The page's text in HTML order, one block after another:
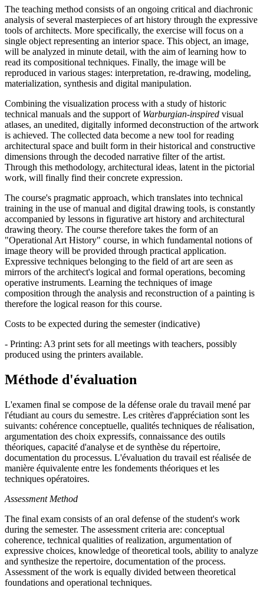
The teaching method consists of an ongoing critical and diachronic
analysis of several masterpieces of art history through the expressive
tools of architects. More specifically, the exercise will focus on a
single object representing an interior space. This object, an image,
will be analyzed in minute detail, with the aim of learning how to
read its compositional techniques. Finally, the image will be
reproduced in various stages: interpretation, re-drawing, modeling,
materialization, synthesis and digital manipulation.
Combining the visualization process with a study of historic
technical manuals and the support of Warburgian-inspired visual
atlases, an unedited, digitally informed deconstruction of the artwork
is achieved. The collected data become a new tool for reading
architectural space and built form in their historical and constructive
dimensions through the decoded narrative filter of the artist.
Through this methodology, architectural ideas, latent in the pictorial
work, will finally find their concrete expression.
The course's pragmatic approach, which translates into technical
training in the use of manual and digital drawing tools, is constantly
accompanied by lessons in figurative art history and architectural
drawing theory. The course therefore takes the form of an
"Operational Art History" course, in which fundamental notions of
image theory will be provided through practical application.
Expressive techniques belonging to the field of art are seen as
mirrors of the architect's logical and formal operations, becoming
operative instruments. Learning the techniques of image
composition through the analysis and reconstruction of a painting is
therefore the logical reason for this course.
Costs to be expected during the semester (indicative)
- Printing: A3 print sets for all meetings with teachers, possibly
produced using the printers available.
Méthode d'évaluation
L'examen final se compose de la défense orale du travail mené par
l'étudiant au cours du semestre. Les critères d'appréciation sont les
suivants: cohérence conceptuelle, qualités techniques de réalisation,
argumentation des choix expressifs, connaissance des outils
théoriques, capacité d'analyse et de synthèse du répertoire,
documentation du processus. L'évaluation du travail est réalisée de
manière équivalente entre les fondements théoriques et les
techniques opératoires.
Assessment Method
The final exam consists of an oral defense of the student's work
during the semester. The assessment criteria are: conceptual
coherence, technical qualities of realization, argumentation of
expressive choices, knowledge of theoretical tools, ability to analyze
and synthesize the repertoire, documentation of the process.
Assessment of the work is equally divided between theoretical
foundations and operational techniques.